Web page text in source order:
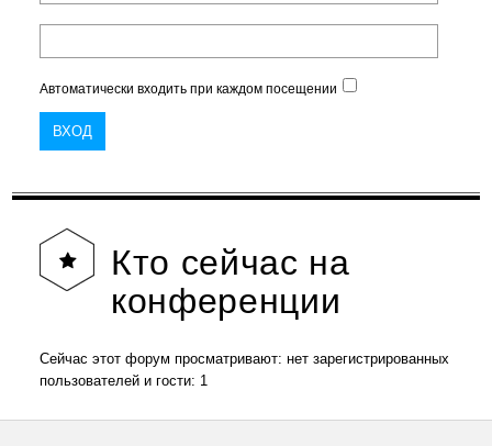
Автоматически входить при каждом посещении
Кто сейчас на
конференции
Сейчас этот форум просматривают: нет зарегистрированных
пользователей и гости: 1